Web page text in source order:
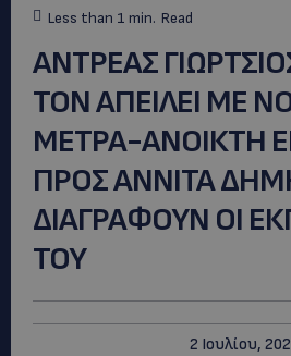
Less than 1 min. Read
ΑΝΤΡΕΑΣ
ΤΟΝ ΑΠΕΙΛΕΙ ΜΕ
ΜΕΤΡΑ-ΑΝΟΙΚΤΗ
ΠΡΟΣ ΑΝΝΙΤΑ
ΔΙΑΓΡΑΦΟΥΝ ΟΙ
ΤΟΥ
2 Ιουλίου,